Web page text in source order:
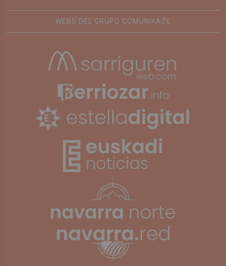
WEBS DEL GRUPO COMUNIKAZE